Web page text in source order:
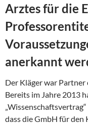
Arztes für die
anerkannt
Der Kläger war
Bereits im Jahre 2013
dass die GmbH für den